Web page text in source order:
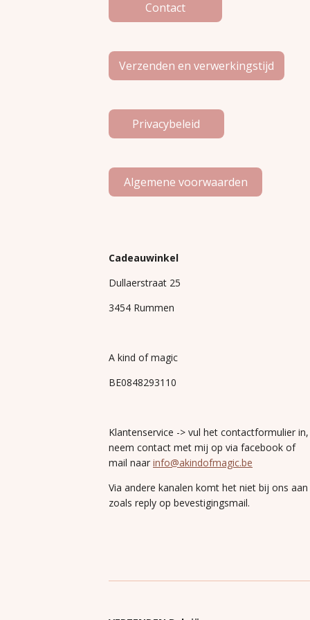
Contact
Verzenden en verwerkingstijd
Privacybeleid
Algemene voorwaarden
Cadeauwinkel
Dullaerstraat 25
3454 Rummen
A kind of magic
BE0848293110
Klantenservice -> vul het contactformulier in,
neem contact met mij op via facebook of
mail naar info@akindofmagic.be
Via andere kanalen komt het niet bij ons aan
zoals reply op bevestigingsmail.